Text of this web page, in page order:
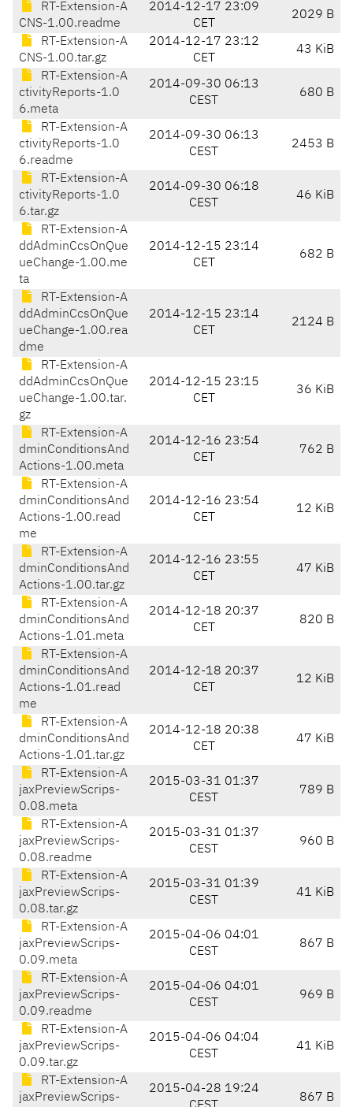
RT-Extension-A
CNS-1.00.readme
2014-12-17 23:09
CET
2029 B
RT-Extension-A
CNS-1.00.tar.gz
2014-12-17 23:12
CET
43 KiB
RT-Extension-A
ctivityReports-1.0
6.meta
2014-09-30 06:13
CEST
680 B
RT-Extension-A
ctivityReports-1.0
6.readme
2014-09-30 06:13
CEST
2453 B
RT-Extension-A
ctivityReports-1.0
6.tar.gz
2014-09-30 06:18
CEST
46 KiB
RT-Extension-A
ddAdminCcsOnQue
ueChange-1.00.me
ta
2014-12-15 23:14
CET
682 B
RT-Extension-A
ddAdminCcsOnQue
ueChange-1.00.rea
dme
2014-12-15 23:14
CET
2124 B
RT-Extension-A
ddAdminCcsOnQue
ueChange-1.00.tar.
gz
2014-12-15 23:15
CET
36 KiB
RT-Extension-A
dminConditionsAnd
Actions-1.00.meta
2014-12-16 23:54
CET
762 B
RT-Extension-A
dminConditionsAnd
Actions-1.00.read
me
2014-12-16 23:54
CET
12 KiB
RT-Extension-A
dminConditionsAnd
Actions-1.00.tar.gz
2014-12-16 23:55
CET
47 KiB
RT-Extension-A
dminConditionsAnd
Actions-1.01.meta
2014-12-18 20:37
CET
820 B
RT-Extension-A
dminConditionsAnd
Actions-1.01.read
me
2014-12-18 20:37
CET
12 KiB
RT-Extension-A
dminConditionsAnd
Actions-1.01.tar.gz
2014-12-18 20:38
CET
47 KiB
RT-Extension-A
jaxPreviewScrips-
0.08.meta
2015-03-31 01:37
CEST
789 B
RT-Extension-A
jaxPreviewScrips-
0.08.readme
2015-03-31 01:37
CEST
960 B
RT-Extension-A
jaxPreviewScrips-
0.08.tar.gz
2015-03-31 01:39
CEST
41 KiB
RT-Extension-A
jaxPreviewScrips-
0.09.meta
2015-04-06 04:01
CEST
867 B
RT-Extension-A
jaxPreviewScrips-
0.09.readme
2015-04-06 04:01
CEST
969 B
RT-Extension-A
jaxPreviewScrips-
0.09.tar.gz
2015-04-06 04:04
CEST
41 KiB
RT-Extension-A
jaxPreviewScrips-
2015-04-28 19:24
867 B